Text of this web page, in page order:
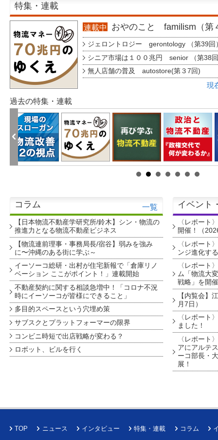
特集・連載
連載中 おやのこと familism（第
ジェロントロジー gerontology （第39回
シニア市場は１００兆円 senior （第38
無人店舗の普及 autostore(第３7回)
現
過去の特集・連載
コラム 一覧
【日本物流不動産学研究所/鈴木】シン・物流の
推進力となる物流不動産ビジネス
【物流連前理事・事務局長/宿谷】弱みを強み
に〜沖縄のある街に学ぶ～
イーソーコ総研・出村が住宅新報で「倉庫リノ
ベーション ここがポイント！」連載開始
不動産契約に関する相談急増中！「コロナ不況
時にイーソーコが皆様にできること」
多目的スペースという穴埋め策
サブスクとプラットフォーマーの限界
コンビニ時短で出店戦略が変わる？
ロボット、ビルを行く
イベント
〈レポート
開催！（
〈レポート
ンジ進化す
〈レポート
ム「物流大
戦略」を開
【内覧会】
月7日）
〈レポート
ました！
〈レポート
アにアルテ
ーコ部長・
展！
TOP ニュース インタビュー 特集・連載 コラム